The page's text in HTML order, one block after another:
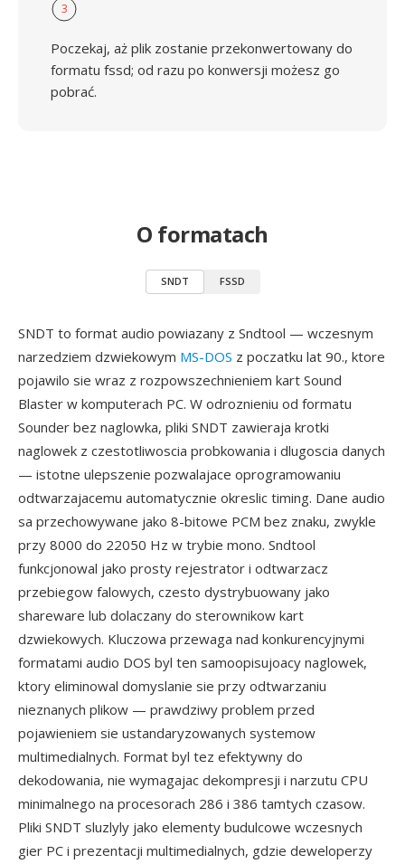
3
Poczekaj, aż plik zostanie przekonwertowany do
formatu fssd; od razu po konwersji możesz go
pobrać.
O formatach
SNDT FSSD
SNDT to format audio powiazany z Sndtool — wczesnym
narzedziem dzwiekowym MS-DOS z poczatku lat 90., ktore
pojawilo sie wraz z rozpowszechnieniem kart Sound
Blaster w komputerach PC. W odroznieniu od formatu
Sounder bez naglowka, pliki SNDT zawieraja krotki
naglowek z czestotliwoscia probkowania i dlugoscia danych
— istotne ulepszenie pozwalajace oprogramowaniu
odtwarzajacemu automatycznie okreslic timing. Dane audio
sa przechowywane jako 8-bitowe PCM bez znaku, zwykle
przy 8000 do 22050 Hz w trybie mono. Sndtool
funkcjonowal jako prosty rejestrator i odtwarzacz
przebiegow falowych, czesto dystrybuowany jako
shareware lub dolaczany do sterownikow kart
dzwiekowych. Kluczowa przewaga nad konkurencyjnymi
formatami audio DOS byl ten samoopisujoacy naglowek,
ktory eliminowal domyslanie sie przy odtwarzaniu
nieznanych plikow — prawdziwy problem przed
pojawieniem sie ustandaryzowanych systemow
multimedialnych. Format byl tez efektywny do
dekodowania, nie wymagajac dekompresji i narzutu CPU
minimalnego na procesorach 286 i 386 tamtych czasow.
Pliki SNDT sluzlyly jako elementy budulcowe wczesnych
gier PC i prezentacji multimedialnych, gdzie deweloperzy